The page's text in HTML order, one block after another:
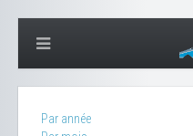
Par année